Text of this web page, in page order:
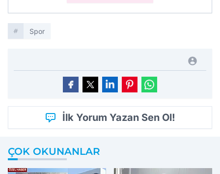
Spor
İlk Yorum Yazan Sen Ol!
ÇOK OKUNANLAR